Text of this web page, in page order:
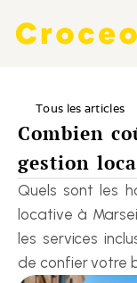
Tous les articles
Combien
gestion
Quels sont les
locative à
les services
de confier votre